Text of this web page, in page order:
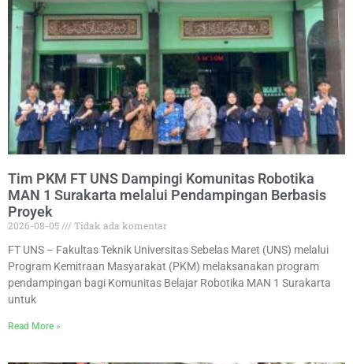
Tim PKM FT UNS Dampingi Komunitas Robotika
MAN 1 Surakarta melalui Pendampingan Berbasis
Proyek
2026-08-05
Tidak ada komentar
FT UNS – Fakultas Teknik Universitas Sebelas Maret (UNS) melalui
Program Kemitraan Masyarakat (PKM) melaksanakan program
pendampingan bagi Komunitas Belajar Robotika MAN 1 Surakarta
untuk
Read More »